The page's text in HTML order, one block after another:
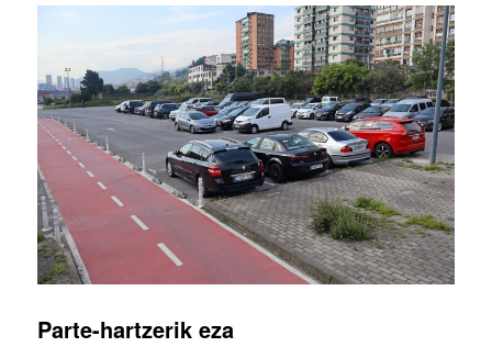
Parte-hartzerik eza